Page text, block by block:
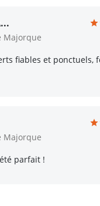
Majorque
fiables et ponctuels,
Majorque
parfait !